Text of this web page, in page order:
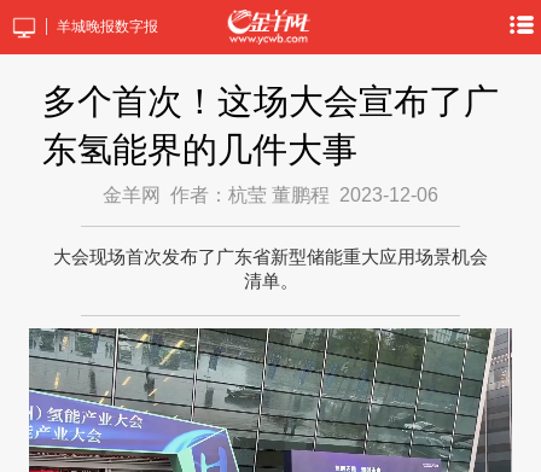
羊城晚报数字报
多个首次！这场大会宣布了广
东氢能界的几件大事
金羊网 作者：杭莹 董鹏程 2023-12-06
大会现场首次发布了广东省新型储能重大应用场景机会
清单。